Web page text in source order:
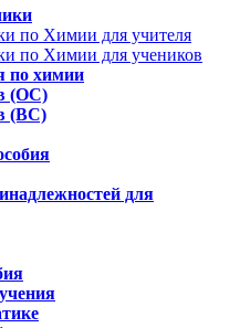
по Химии для учителя
по Химии для учеников
по химии
(ОС)
(ВС)
для